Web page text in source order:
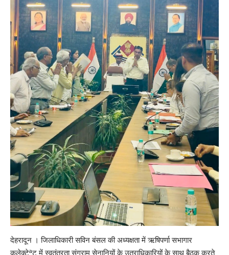
देहरादून । जिलाधिकारी सविन बंसल की अध्यक्षता में ऋषिपर्णा सभागार
कलेक्टेªट में स्वतंत्रता संग्राम सेनानियों के उतराधिकारियों के साथ बैठक करते